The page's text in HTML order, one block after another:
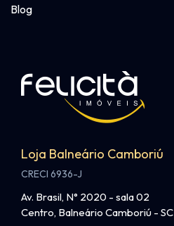
Blog
Loja Balneário Camboriú
CRECI 6936-J
Av. Brasil, N° 2020 - sala 02
Centro, Balneário Camboriú - SC